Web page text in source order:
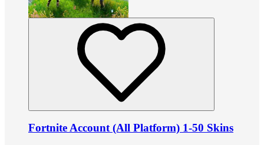
Fortnite Account (All Platform) 1-50 Skins